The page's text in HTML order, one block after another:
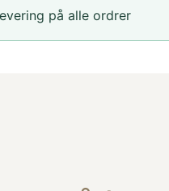
på alle ordrer